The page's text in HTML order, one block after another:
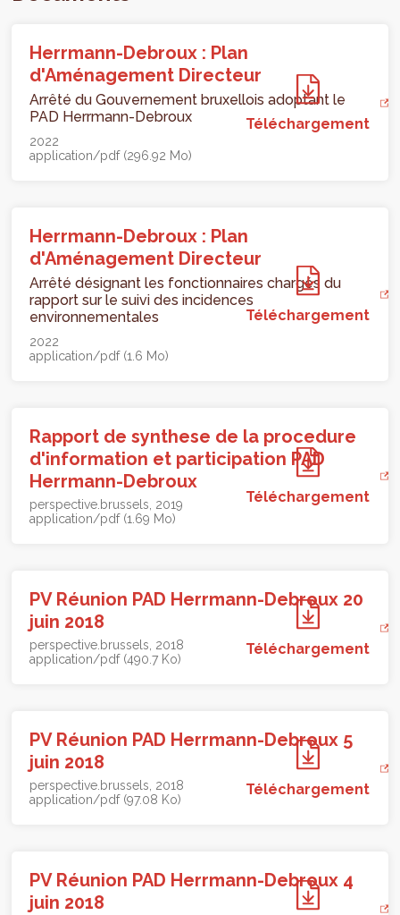
Herrmann-Debroux : Plan
d'Aménagement Directeur
Arrêté du Gouvernement bruxellois adoptant le
PAD Herrmann-Debroux
2022
application/pdf (296.92 Mo)
Téléchargement
Herrmann-Debroux : Plan
d'Aménagement Directeur
Arrêté désignant les fonctionnaires chargés du
rapport sur le suivi des incidences
environnementales
2022
application/pdf (1.6 Mo)
Téléchargement
Rapport de synthese de la procedure
d'information et participation PAD
Herrmann-Debroux
perspective.brussels 2019
application/pdf (1.69 Mo)
Téléchargement
PV Réunion PAD Herrmann-Debroux 20
juin 2018
perspective.brussels 2018
application/pdf (490.7 Ko)
Téléchargement
PV Réunion PAD Herrmann-Debroux 5
juin 2018
perspective.brussels 2018
application/pdf (97.08 Ko)
Téléchargement
PV Réunion PAD Herrmann-Debroux 4
juin 2018